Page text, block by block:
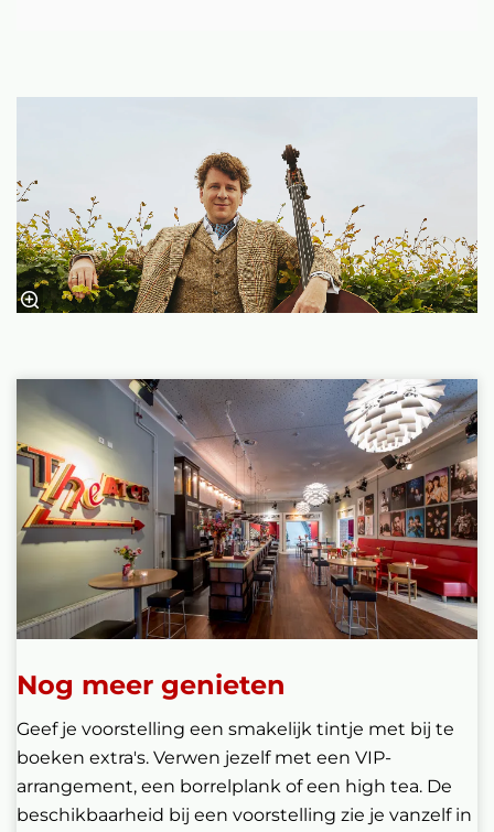
Nog meer genieten
Geef je voorstelling een smakelijk tintje met bij te
boeken extra's. Verwen jezelf met een VIP-
arrangement, een borrelplank of een high tea. De
beschikbaarheid bij een voorstelling zie je vanzelf in